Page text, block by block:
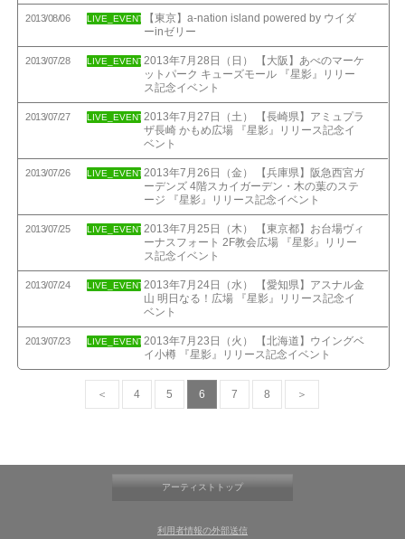
2013/08/06 LIVE_EVENT
【東京】a-nation island powered by ウイダ
ーinゼリー
2013/07/28 LIVE_EVENT 2013年7月28日（日） 【大阪】あべのマーケ
ットパーク キューズモール 『星影』リリー
ス記念イベント
2013/07/27 LIVE_EVENT 2013年7月27日（土） 【長崎県】アミュプラ
ザ長崎 かもめ広場 『星影』リリース記念イ
ベント
2013/07/26 LIVE_EVENT 2013年7月26日（金） 【兵庫県】阪急西宮ガ
ーデンズ 4階スカイガーデン・木の葉のステ
ージ 『星影』リリース記念イベント
2013/07/25 LIVE_EVENT 2013年7月25日（木） 【東京都】お台場ヴィ
ーナスフォート 2F教会広場 『星影』リリー
ス記念イベント
2013/07/24 LIVE_EVENT 2013年7月24日（水） 【愛知県】アスナル金
山 明日なる！広場 『星影』リリース記念イ
ベント
2013/07/23 LIVE_EVENT 2013年7月23日（火） 【北海道】ウイングベ
イ小樽 『星影』リリース記念イベント
＜ 4 5 6 7 8 ＞
アーティストトップ
利用者情報の外部送信